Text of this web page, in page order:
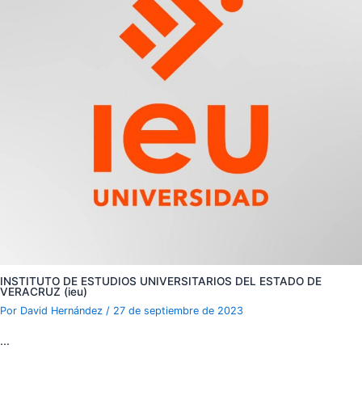
INSTITUTO DE ESTUDIOS UNIVERSITARIOS DEL ESTADO DE
VERACRUZ (ieu)
Por David Hernández / 27 de septiembre de 2023
…